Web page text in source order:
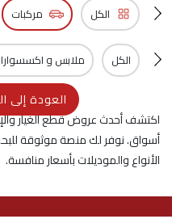
الكل مركبات
الكل ملابس و
العودة إلى
اكتشف أحدث عروض قطع الغيار
أسواق. نوفر لك منصة موثوقة
الأنواع والموديلات بأسعار منافسة.